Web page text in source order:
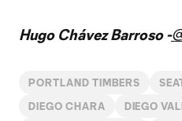
Hugo Chávez Barroso -
PORTLAND TIMBERS
DIEGO CHARA DIEGO